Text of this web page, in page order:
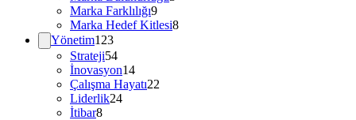
Marka Farklılığı9
Marka Hedef Kitlesi8
Yönetim123
Strateji54
İnovasyon14
Çalışma Hayatı22
Liderlik24
İtibar8